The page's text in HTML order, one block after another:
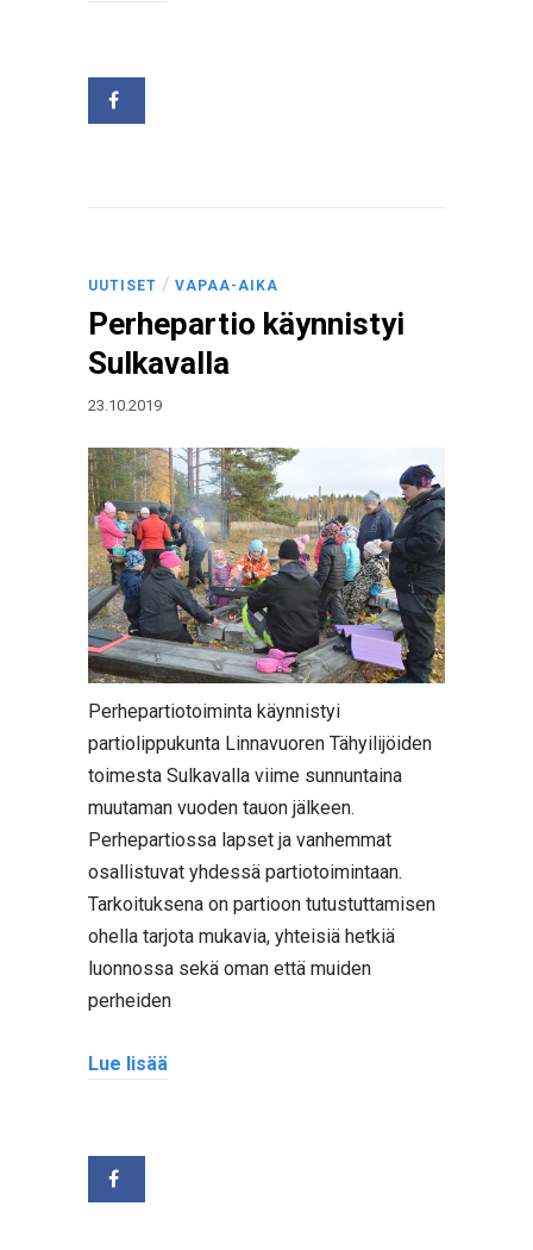
UUTISET / VAPAA-AIKA
Perhepartio käynnistyi
Sulkavalla
23.10.2019
Perhepartiotoiminta käynnistyi
partiolippukunta Linnavuoren Tähyilijöiden
toimesta Sulkavalla viime sunnuntaina
muutaman vuoden tauon jälkeen.
Perhepartiossa lapset ja vanhemmat
osallistuvat yhdessä partiotoimintaan.
Tarkoituksena on partioon tutustuttamisen
ohella tarjota mukavia, yhteisiä hetkiä
luonnossa sekä oman että muiden
perheiden
Lue lisää